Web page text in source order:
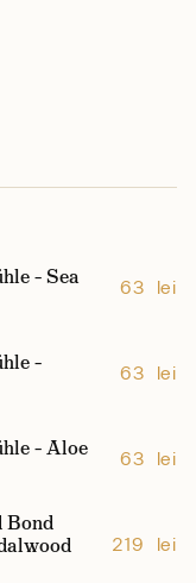
– Sea
63 lei
–
63 lei
– Aloe
63 lei
Bond
219 lei